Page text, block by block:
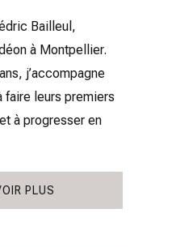
Bailleul,
à Montpellier.
j’accompagne
faire leurs premiers
à progresser en
PLUS